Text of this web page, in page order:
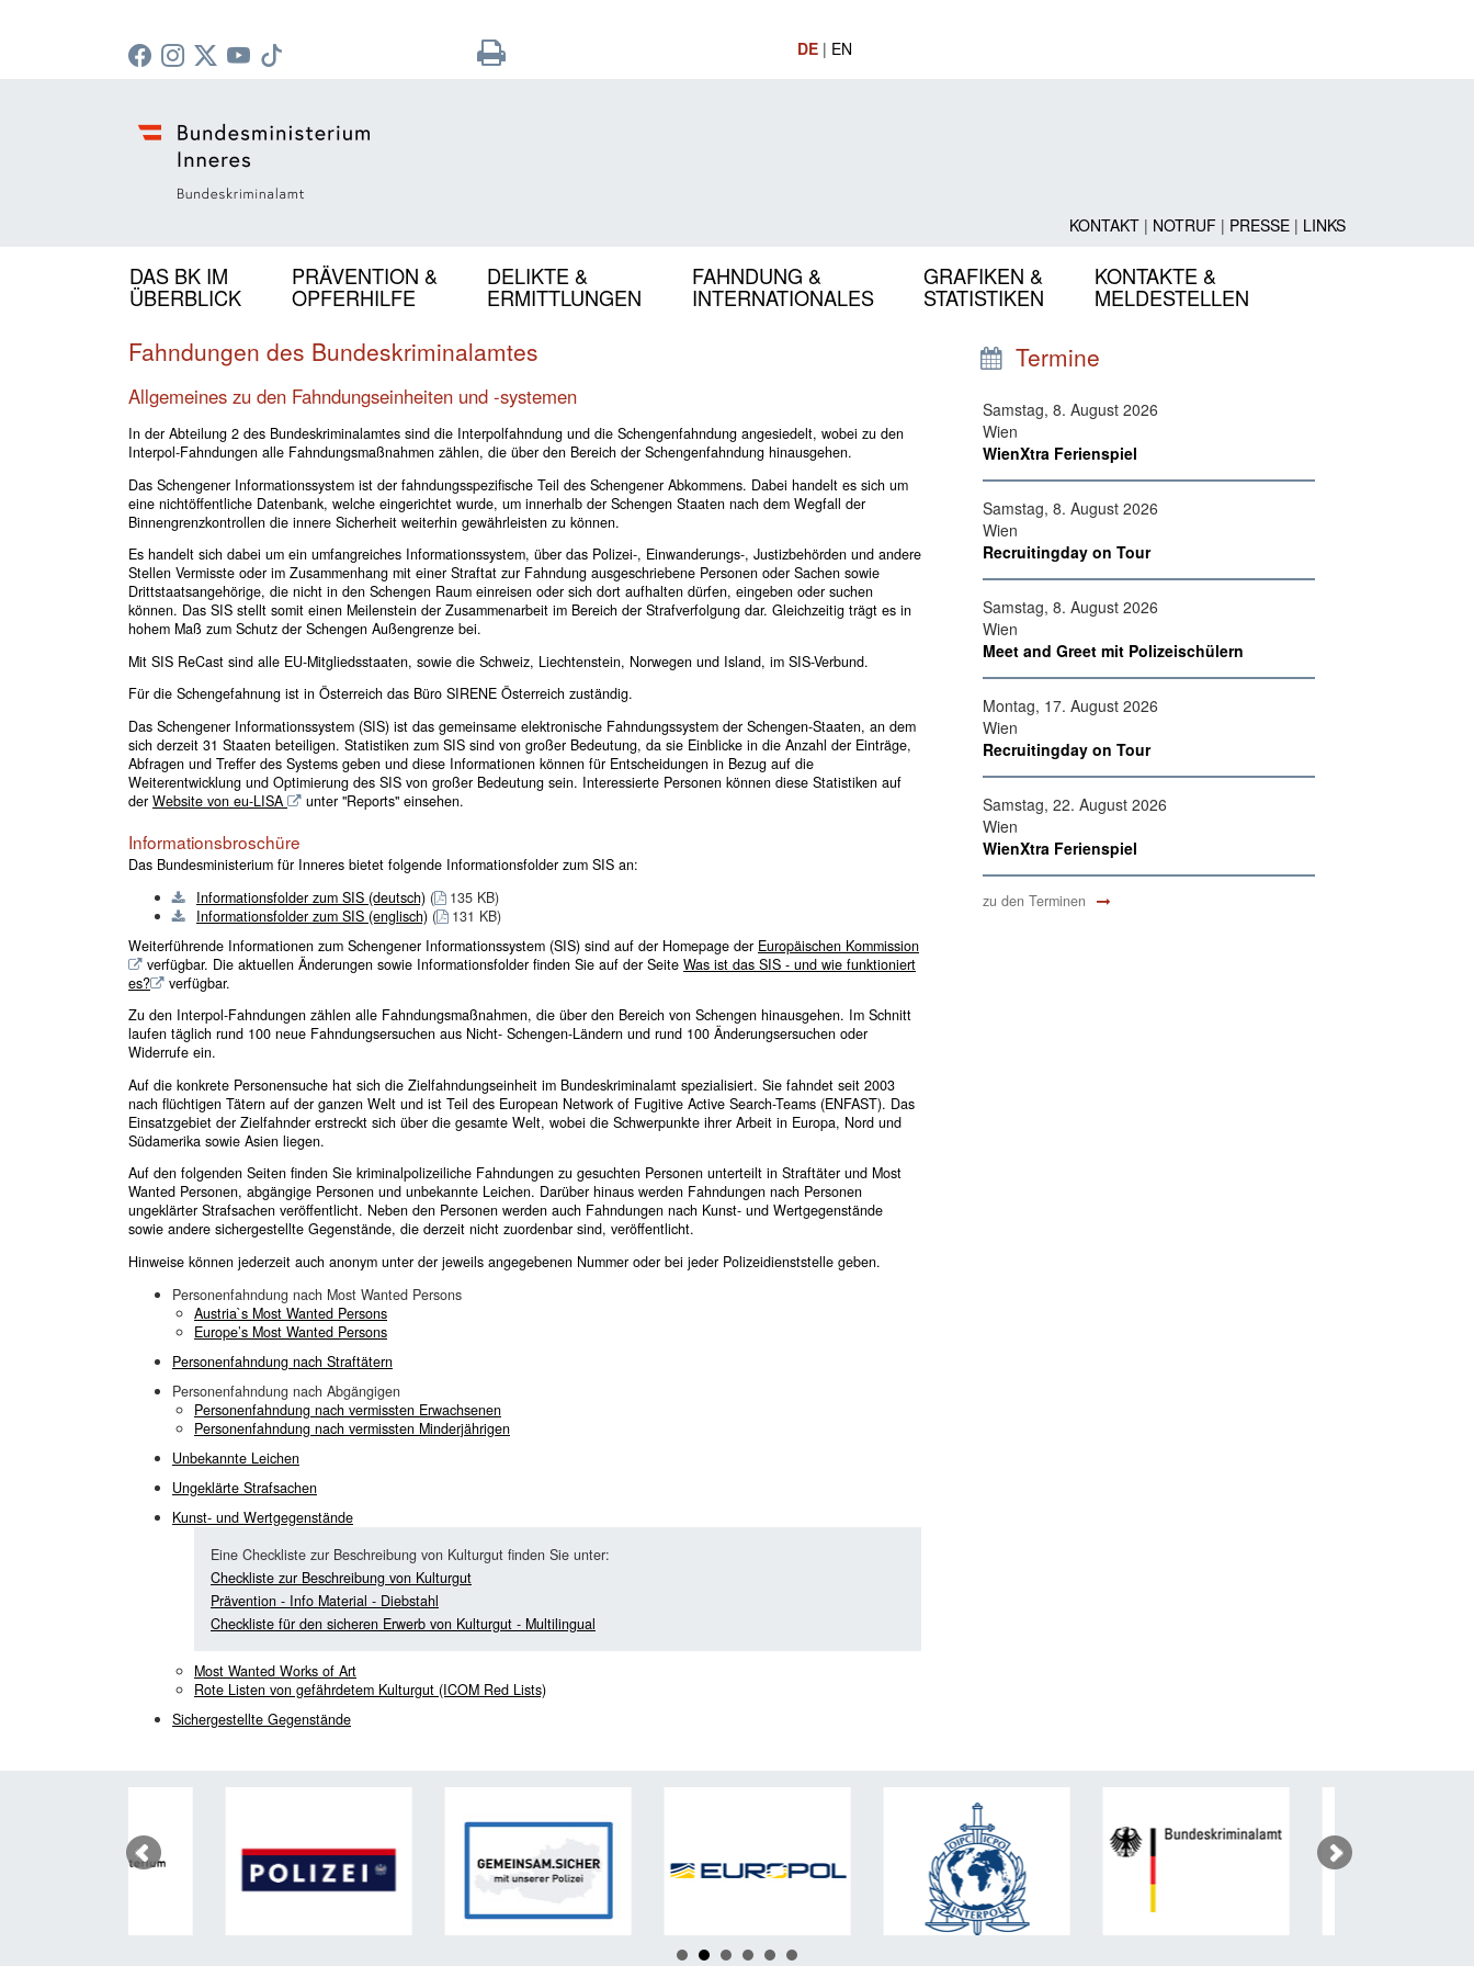
DE | EN
KONTAKT | NOTRUF | PRESSE | LINKS
DAS BK IM
ÜBERBLICK
PRÄVENTION &
OPFERHILFE
DELIKTE &
ERMITTLUNGEN
FAHNDUNG &
INTERNATIONALES
GRAFIKEN &
STATISTIKEN
KONTAKTE &
MELDESTELLEN
Fahndungen des Bundeskriminalamtes
Allgemeines zu den Fahndungseinheiten und -systemen
In der Abteilung 2 des Bundeskriminalamtes sind die Interpolfahndung und die Schengenfahndung angesiedelt, wobei zu den
Interpol-Fahndungen alle Fahndungsmaßnahmen zählen, die über den Bereich der Schengenfahndung hinausgehen.
Das Schengener Informationssystem ist der fahndungsspezifische Teil des Schengener Abkommens. Dabei handelt es sich um
eine nichtöffentliche Datenbank, welche eingerichtet wurde, um innerhalb der Schengen Staaten nach dem Wegfall der
Binnengrenzkontrollen die innere Sicherheit weiterhin gewährleisten zu können.
Es handelt sich dabei um ein umfangreiches Informationssystem, über das Polizei-, Einwanderungs-, Justizbehörden und andere
Stellen Vermisste oder im Zusammenhang mit einer Straftat zur Fahndung ausgeschriebene Personen oder Sachen sowie
Drittstaatsangehörige, die nicht in den Schengen Raum einreisen oder sich dort aufhalten dürfen, eingeben oder suchen
können. Das SIS stellt somit einen Meilenstein der Zusammenarbeit im Bereich der Strafverfolgung dar. Gleichzeitig trägt es in
hohem Maß zum Schutz der Schengen Außengrenze bei.
Mit SIS ReCast sind alle EU-Mitgliedsstaaten, sowie die Schweiz, Liechtenstein, Norwegen und Island, im SIS-Verbund.
Für die Schengefahnung ist in Österreich das Büro SIRENE Österreich zuständig.
Das Schengener Informationssystem (SIS) ist das gemeinsame elektronische Fahndungssystem der Schengen-Staaten, an dem
sich derzeit 31 Staaten beteiligen. Statistiken zum SIS sind von großer Bedeutung, da sie Einblicke in die Anzahl der Einträge,
Abfragen und Treffer des Systems geben und diese Informationen können für Entscheidungen in Bezug auf die
Weiterentwicklung und Optimierung des SIS von großer Bedeutung sein. Interessierte Personen können diese Statistiken auf
der Website von eu-LISA unter "Reports" einsehen.
Informationsbroschüre
Das Bundesministerium für Inneres bietet folgende Informationsfolder zum SIS an:
Informationsfolder zum SIS (deutsch) (
135 KB)
Informationsfolder zum SIS (englisch) (
131 KB)
Weiterführende Informationen zum Schengener Informationssystem (SIS) sind auf der Homepage der Europäischen Kommission
verfügbar. Die aktuellen Änderungen sowie Informationsfolder finden Sie auf der Seite Was ist das SIS - und wie funktioniert
es?
verfügbar.
Zu den Interpol-Fahndungen zählen alle Fahndungsmaßnahmen, die über den Bereich von Schengen hinausgehen. Im Schnitt
laufen täglich rund 100 neue Fahndungsersuchen aus Nicht- Schengen-Ländern und rund 100 Änderungsersuchen oder
Widerrufe ein.
Auf die konkrete Personensuche hat sich die Zielfahndungseinheit im Bundeskriminalamt spezialisiert. Sie fahndet seit 2003
nach flüchtigen Tätern auf der ganzen Welt und ist Teil des European Network of Fugitive Active Search-Teams (ENFAST). Das
Einsatzgebiet der Zielfahnder erstreckt sich über die gesamte Welt, wobei die Schwerpunkte ihrer Arbeit in Europa, Nord und
Südamerika sowie Asien liegen.
Auf den folgenden Seiten finden Sie kriminalpolizeiliche Fahndungen zu gesuchten Personen unterteilt in Straftäter und Most
Wanted Personen, abgängige Personen und unbekannte Leichen. Darüber hinaus werden Fahndungen nach Personen
ungeklärter Strafsachen veröffentlicht. Neben den Personen werden auch Fahndungen nach Kunst- und Wertgegenstände
sowie andere sichergestellte Gegenstände, die derzeit nicht zuordenbar sind, veröffentlicht.
Hinweise können jederzeit auch anonym unter der jeweils angegebenen Nummer oder bei jeder Polizeidienststelle geben.
Personenfahndung nach Most Wanted Persons
Austria`s Most Wanted Persons
Europe’s Most Wanted Persons
Personenfahndung nach Straftätern
Personenfahndung nach Abgängigen
Personenfahndung nach vermissten Erwachsenen
Personenfahndung nach vermissten Minderjährigen
Unbekannte Leichen
Ungeklärte Strafsachen
Kunst- und Wertgegenstände
Eine Checkliste zur Beschreibung von Kulturgut finden Sie unter:
Checkliste zur Beschreibung von Kulturgut
Prävention - Info Material - Diebstahl
Checkliste für den sicheren Erwerb von Kulturgut - Multilingual
Most Wanted Works of Art
Rote Listen von gefährdetem Kulturgut (ICOM Red Lists)
Sichergestellte Gegenstände
Termine
Samstag, 8. August 2026
Wien
WienXtra Ferienspiel
Samstag, 8. August 2026
Wien
Recruitingday on Tour
Samstag, 8. August 2026
Wien
Meet and Greet mit Polizeischülern
Montag, 17. August 2026
Wien
Recruitingday on Tour
Samstag, 22. August 2026
Wien
WienXtra Ferienspiel
zu den Terminen